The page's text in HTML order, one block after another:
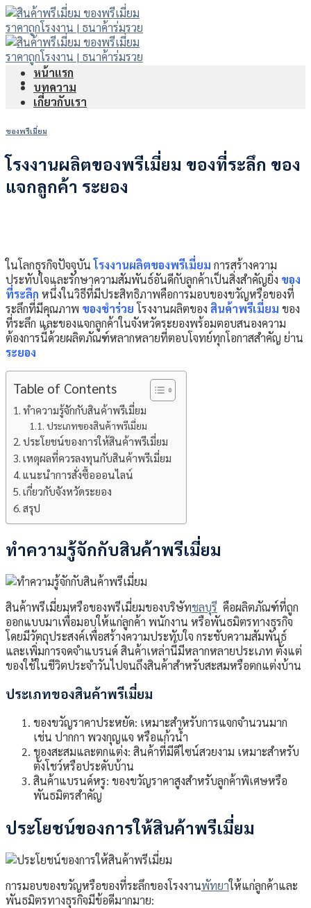
Skip
to
content
หน้าแรก
บทความ
เกี่ยวกับเรา
ของพรีเมี่ยม
โรงงานผลิตของพรีเมี่ยม ของที่ระลึก ของ
แจกลูกค้า ระยอง
ในโลกธุรกิจปัจจุบันโรงงานผลิตของพรีเมี่ยม การสร้างความ
ประทับใจและรักษาความสัมพันธ์อันดีกับลูกค้าเป็นสิ่งสำคัญยิ่ง ของ
ที่ระลึก หนึ่งในวิธีที่มีประสิทธิภาพคือการมอบของขวัญหรือของที่
ระลึกที่มีคุณภาพ ของชำร่วย โรงงานผลิตของ สินค้าพรีเมี่ยม ของ
ที่ระลึก และของแจกลูกค้าในจังหวัดระยองพร้อมตอบสนองความ
ต้องการนี้ด้วยผลิตภัณฑ์หลากหลายที่ตอบโจทย์ทุกโอกาสสำคัญ ย่าน
ระยอง
Table of Contents
ทำความรู้จักกับสินค้าพรีเมี่ยม
ประเภทของสินค้าพรีเมี่ยม
ประโยชน์ของการให้สินค้าพรีเมี่ยม
เหตุผลที่ควรลงทุนกับสินค้าพรีเมี่ยม
แนะนำการสั่งซื้อออนไลน์
เกี่ยวกับจังหวัดระยอง
สรุป
ทำความรู้จักกับสินค้าพรีเมี่ยม
สินค้าพรีเมี่ยมหรือของพรีเมี่ยมของบริษัทชลบุรี คือผลิตภัณฑ์ที่ถูก
ออกแบบมาเพื่อมอบให้แก่ลูกค้า พนักงาน หรือพันธมิตรทางธุรกิจ
โดยมีวัตถุประสงค์เพื่อสร้างความประทับใจ กระชับความสัมพันธ์
และเพิ่มการจดจำแบรนด์ สินค้าเหล่านี้มีหลากหลายประเภท ตั้งแต่
ของใช้ในชีวิตประจำวันไปจนถึงสินค้าสำหรับสะสมหรือตกแต่งบ้าน
ประเภทของสินค้าพรีเมี่ยม
ของขวัญราคาประหยัด: เหมาะสำหรับการแจกจำนวนมาก
เช่น ปากกา พวงกุญแจ หรือแก้วน้ำ
ของสะสมและตกแต่ง: สินค้าที่มีดีไซน์สวยงาม เหมาะสำหรับ
ตั้งโชว์หรือประดับบ้าน
สินค้าแบรนด์หรู: ของขวัญราคาสูงสำหรับลูกค้าพิเศษหรือ
พันธมิตรสำคัญ
ประโยชน์ของการให้สินค้าพรีเมี่ยม
การมอบของขวัญหรือของที่ระลึกของโรงงานพัทยาให้แก่ลูกค้าและ
พันธมิตรทางธุรกิจมีข้อดีมากมาย: